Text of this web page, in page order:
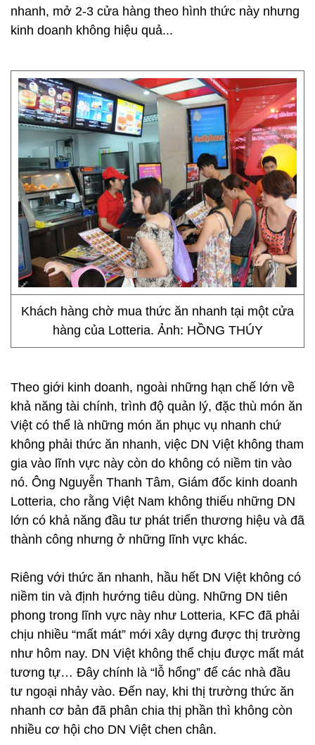
nhanh, mở 2-3 cửa hàng theo hình thức này nhưng
kinh doanh không hiệu quả...
Khách hàng chờ mua thức ăn nhanh tại một cửa
hàng của Lotteria. Ảnh: HỒNG THÚY
Theo giới kinh doanh, ngoài những hạn chế lớn về
khả năng tài chính, trình độ quản lý, đặc thù món ăn
Việt có thể là những món ăn phục vụ nhanh chứ
không phải thức ăn nhanh, việc DN Việt không tham
gia vào lĩnh vực này còn do không có niềm tin vào
nó. Ông Nguyễn Thanh Tâm, Giám đốc kinh doanh
Lotteria, cho rằng Việt Nam không thiếu những DN
lớn có khả năng đầu tư phát triển thương hiệu và đã
thành công nhưng ở những lĩnh vực khác.
Riêng với thức ăn nhanh, hầu hết DN Việt không có
niềm tin và định hướng tiêu dùng. Những DN tiên
phong trong lĩnh vực này như Lotteria, KFC đã phải
chịu nhiều “mất mát” mới xây dựng được thị trường
như hôm nay. DN Việt không thể chịu được mất mát
tương tự… Đây chính là “lỗ hổng” để các nhà đầu
tư ngoại nhảy vào. Đến nay, khi thị trường thức ăn
nhanh cơ bản đã phân chia thị phần thì không còn
nhiều cơ hội cho DN Việt chen chân.